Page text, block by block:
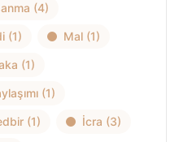
(4)
(1) Mal (1)
(1)
(1)
(1) İcra (3)